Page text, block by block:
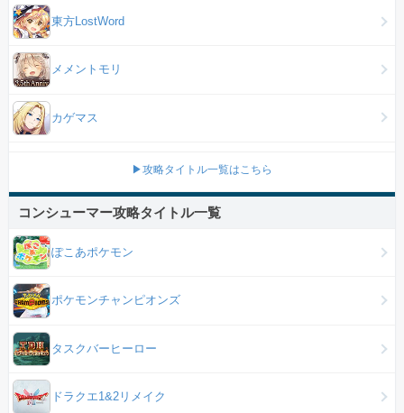
東方LostWord
メメントモリ
カゲマス
▶攻略タイトル一覧はこちら
コンシューマー攻略タイトル一覧
ぽこあポケモン
ポケモンチャンピオンズ
タスクバーヒーロー
ドラクエ1&2リメイク